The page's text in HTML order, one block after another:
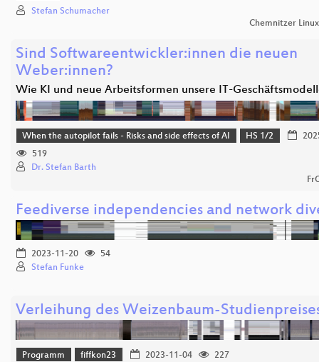
Stefan Schumacher
Chemnitzer
Sind Softwareentwickler:innen die neuen
Weber:innen?
Wie KI und neue Arbeitsformen unsere IT-
When the autopilot fails - Risks and side effects of AI HS 1/2
519
Dr. Stefan Barth
Feediverse independencies and network
2023-11-20
54
Stefan Funke
Verleihung des Weizenbaum-
Programm fiffkon23 2023-11-04 227